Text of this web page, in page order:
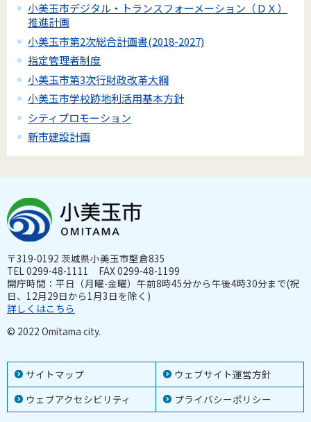
小美玉市デジタル・トランスフォーメーション（ＤＸ）
推進計画
小美玉市第2次総合計画書(2018-2027)
指定管理者制度
小美玉市第3次行財政改革大綱
小美玉市学校跡地利活用基本方針
シティプロモーション
新市建設計画
サイトマップ
ウェブサイト運営方針
ウェブアクセシビリティ
プライバシーポリシー
〒319-0192 茨城県小美玉市堅倉835
TEL 0299-48-1111 FAX 0299-48-1199
開庁時間：平日（月曜-金曜）午前8時45分から午後4時30分まで(祝
日、12月29日から1月3日を除く)
詳しくはこちら
© 2022 Omitama city.